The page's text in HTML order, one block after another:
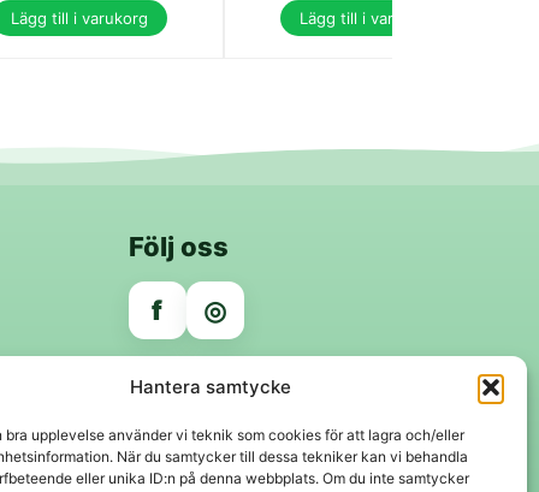
Hantera samtycke
bra upplevelse använder vi teknik som cookies för att lagra och/eller
När du samtycker till dessa tekniker kan vi behandla
eller unika ID:n på denna webbplats. Om du inte samtycker
Lägg till i varukorg Lägg till i varukorg
Följ oss
f ◎
Trygga betalningar
Klarna VISA Mastercard Swish